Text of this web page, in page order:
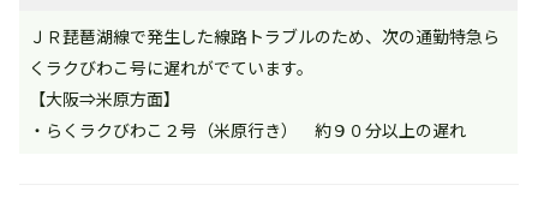
ＪＲ琵琶湖線で発生した線路トラブルのため、次の通勤特急ら
くラクびわこ号に遅れがでています。
【大阪⇒米原方面】
・らくラクびわこ２号（米原行き） 約９０分以上の遅れ